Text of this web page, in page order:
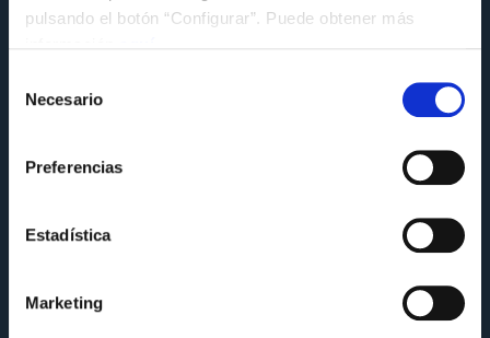
pulsando el botón “Configurar”. Puede obtener más
Necesario
Preferencias
Estadística
Marketing